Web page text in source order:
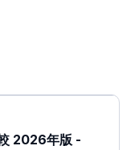
2026年版 -